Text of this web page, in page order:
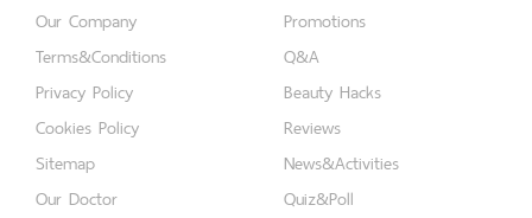
Our Company
Terms&Conditions
Privacy Policy
Cookies Policy
Sitemap
Our Doctor
Promotions
Q&A
Beauty Hacks
Reviews
News&Activities
Quiz&Poll